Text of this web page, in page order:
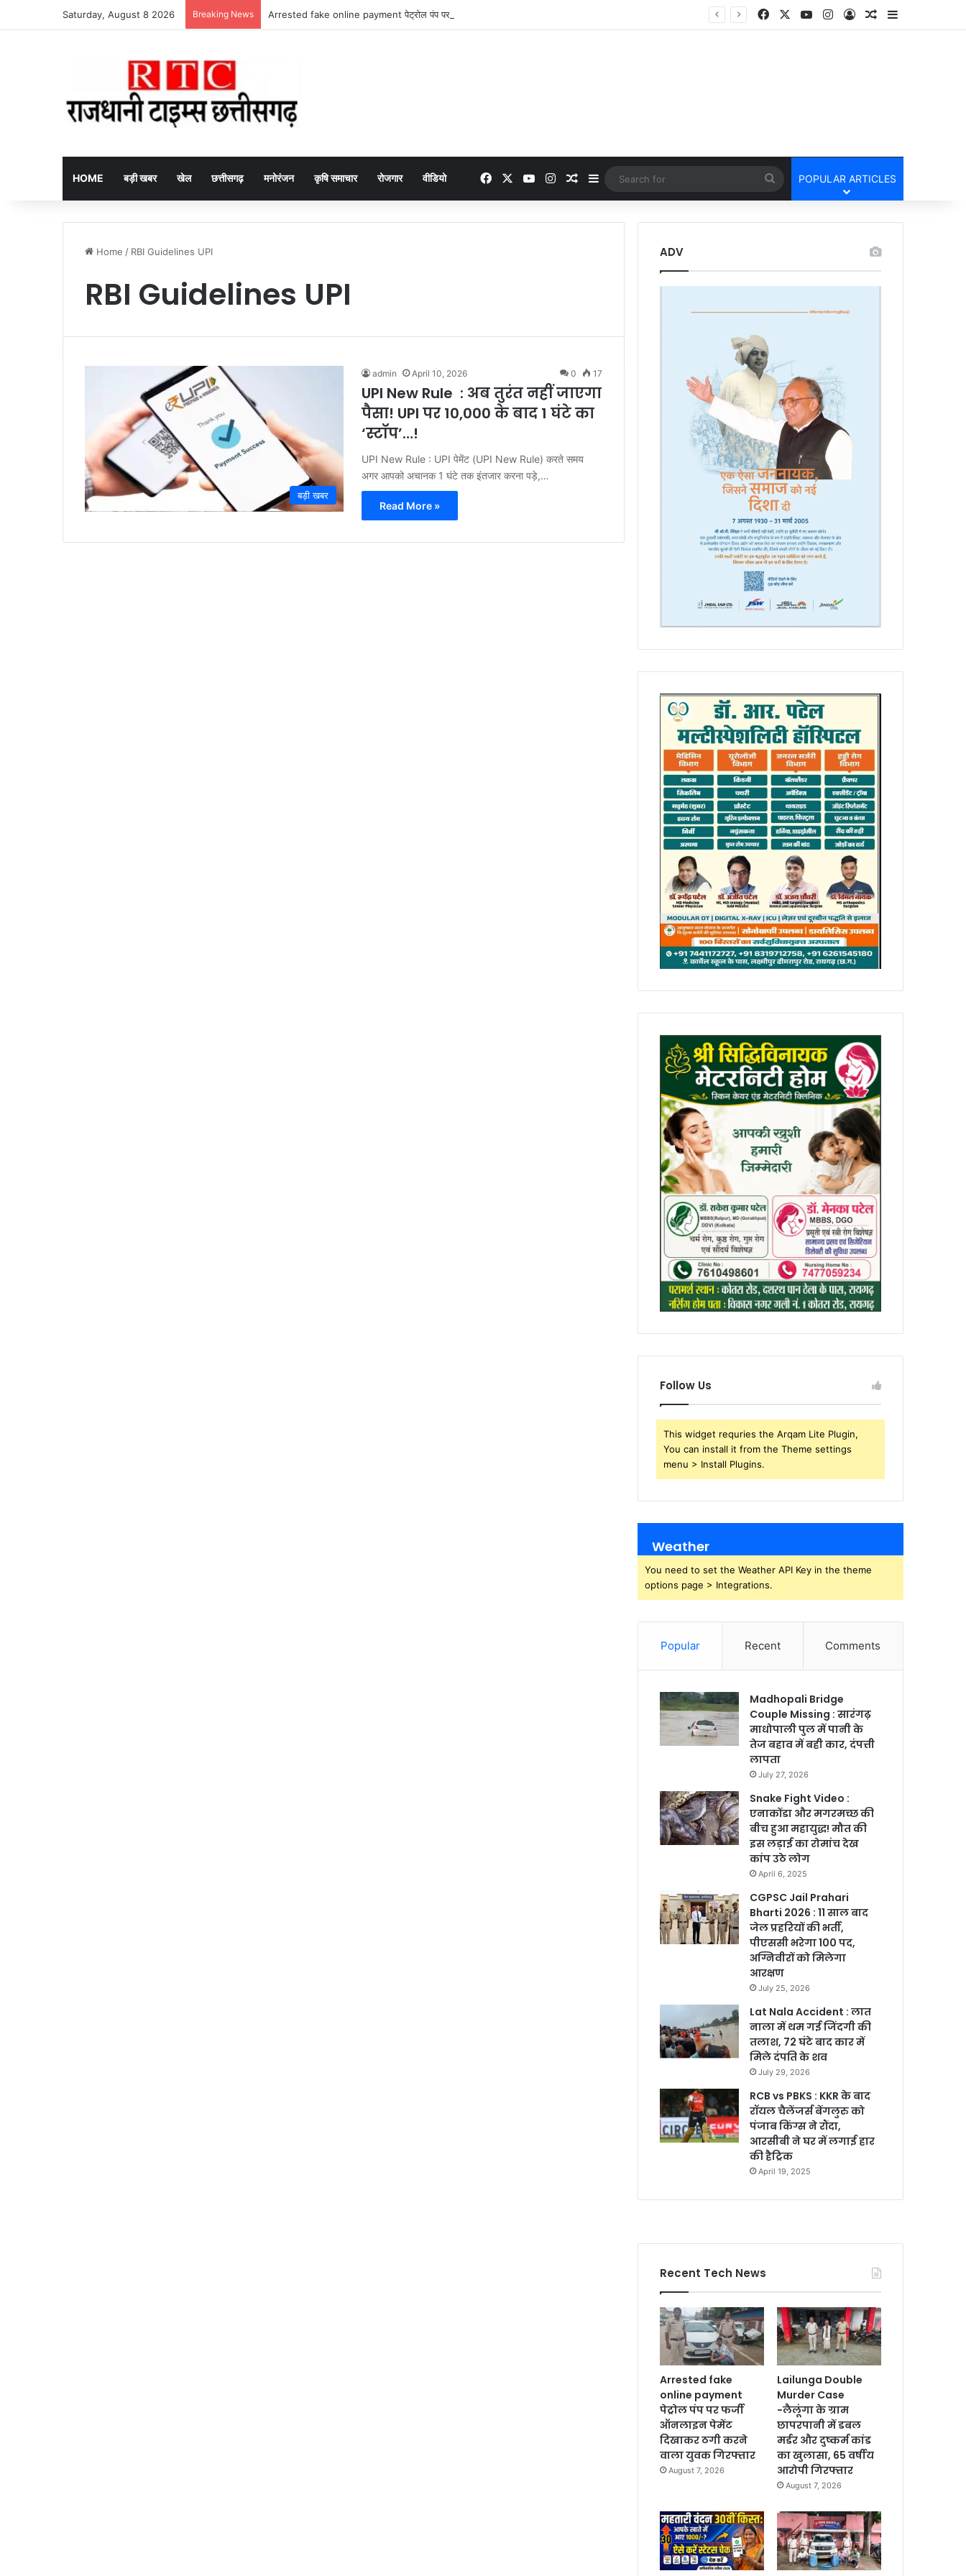
Saturday, August 8 2026 Breaking News Arrested fake online payment पेट्रोल पंप पर फर्जी ऑनलाइन पेमेंट दिखाकर ठगी करने वाला युवक गिरफ्तार FacebookYouTubeInstagram
Log InRandom Article
Sidebar
HOME बड़ी खबर खेल छत्तीसगढ़ मनोरंजन कृषि समाचार रोजगार वीडियो FacebookYouTubeInstagramRandom Article
Sidebar
Search
for
POPULAR ARTICLES
Home / RBI Guidelines UPI
RBI Guidelines UPI
बड़ी खबर
admin April 10, 2026 0 17
UPI New Rule : अब तुरंत नहीं जाएगा
पैसा! UPI पर 10,000 के बाद 1 घंटे का
‘स्टॉप’…!
UPI New Rule : UPI पेमेंट (UPI New Rule) करते समय
अगर आपको अचानक 1 घंटे तक इंतजार करना पड़े,…
Read More »
ADV
Follow Us
This widget requries the Arqam Lite Plugin,
You can install it from the Theme settings
menu > Install Plugins.
Weather
You need to set the Weather API Key in the theme
options page > Integrations.
Popular Recent Comments
Madhopali Bridge
Couple Missing : सारंगढ़
माधोपाली पुल में पानी के
तेज बहाव में बही कार, दंपत्ती
लापता
July 27, 2026
Snake Fight Video :
एनाकोंडा और मगरमच्छ की
बीच हुआ महायुद्ध! मौत की
इस लड़ाई का रोमांच देख
कांप उठे लोग
April 6, 2025
CGPSC Jail Prahari
Bharti 2026 : 11 साल बाद
जेल प्रहरियों की भर्ती,
पीएससी भरेगा 100 पद,
अग्निवीरों को मिलेगा
आरक्षण
July 25, 2026
Lat Nala Accident : लात
नाला में थम गई जिंदगी की
तलाश, 72 घंटे बाद कार में
मिले दंपति के शव
July 29, 2026
RCB vs PBKS : KKR के बाद
रॉयल चैलेंजर्स बेंगलुरु को
पंजाब किंग्स ने रौंदा,
आरसीबी ने घर में लगाई हार
की हैट्रिक
April 19, 2025
Recent Tech News
Arrested fake
online payment
पेट्रोल पंप पर फर्जी
ऑनलाइन पेमेंट
दिखाकर ठगी करने
वाला युवक गिरफ्तार
August 7, 2026
Lailunga Double
Murder Case
-लैलूंगा के ग्राम
छापरपानी में डबल
मर्डर और दुष्कर्म कांड
का खुलासा, 65 वर्षीय
आरोपी गिरफ्तार
August 7, 2026